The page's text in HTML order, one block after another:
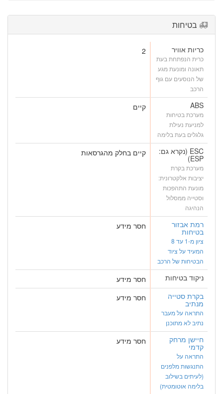
בטיחות
כריות אוויר
כרית הנפתחת בעת
תאונה ומונעת מגע
של הנוסעים עם גוף
הרכב
2
ABS
מערכת בטיחות
למניעת נעילת
גלגלים בעת בלימה
קיים
ESC (נקרא גם:
ESP)
מערכת בקרת
יציבות אלקטרונית:
מונעת התהפכות
וסטייה ממסלול
הנהיגה
קיים בחלק מהגרסאות
רמת אבזור
בטיחות
ציון מ-1 עד 8
המעיד על ציוד
הבטיחות של הרכב
חסר מידע
ניקוד בטיחות
חסר מידע
בקרת סטייה
מנתיב
התראה על מעבר
נתיב לא מתוכנן
חסר מידע
חיישן מרחק
קדמי
התראה על
התנגשות מלפנים
(לעיתים בשילוב
בלימה אוטומטית)
חסר מידע